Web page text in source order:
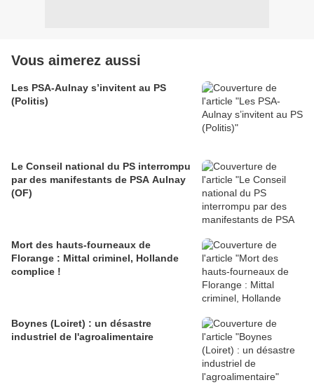
Vous aimerez aussi
Les PSA-Aulnay s’invitent au PS
(Politis)
Le Conseil national du PS interrompu
par des manifestants de PSA Aulnay
(OF)
Mort des hauts-fourneaux de
Florange : Mittal criminel, Hollande
complice !
Boynes (Loiret) : un désastre
industriel de l'agroalimentaire